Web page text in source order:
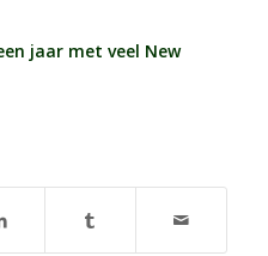
jaar met veel New